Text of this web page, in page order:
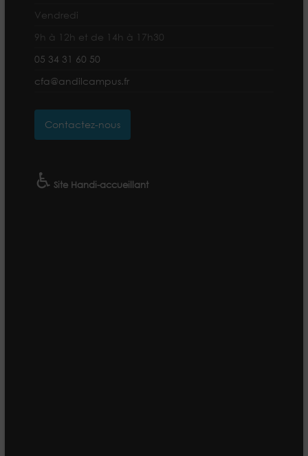
Vendredi
9h à 12h et de 14h à 17h30
05 34 31 60 50
cfa@andilcampus.fr
Contactez-nous
♿ Site Handi-accueillant